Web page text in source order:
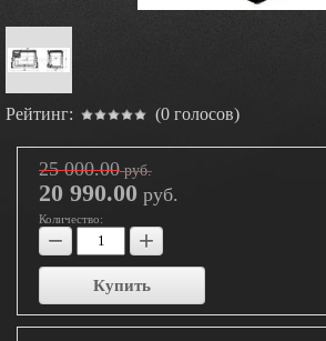
Рейтинг: (0 голосов)
25 000.00руб.
20 990.00 руб.
Количество:
− +
Купить